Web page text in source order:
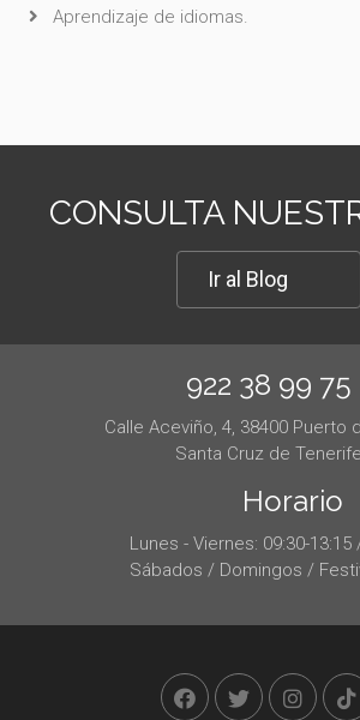
Aprendizaje de idiomas.
CONSULTA
Ir al Blog
922 38 99 75
Calle Aceviño, 4, 38400 Puerto
Santa Cruz de Tenerife
Horario
Lunes - Viernes: 09:30-13:15
Sábados / Domingos /